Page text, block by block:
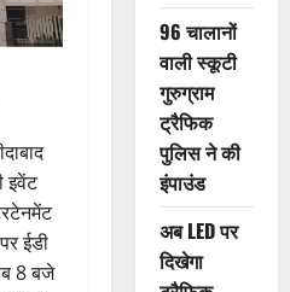
इवेंट
ईडी
8 बजे
96 चालानों
वाली स्कूटी
गुरुग्राम
ट्रैफिक
पुलिस ने की
इंपाउंड
अब LED पर
दिखेगा